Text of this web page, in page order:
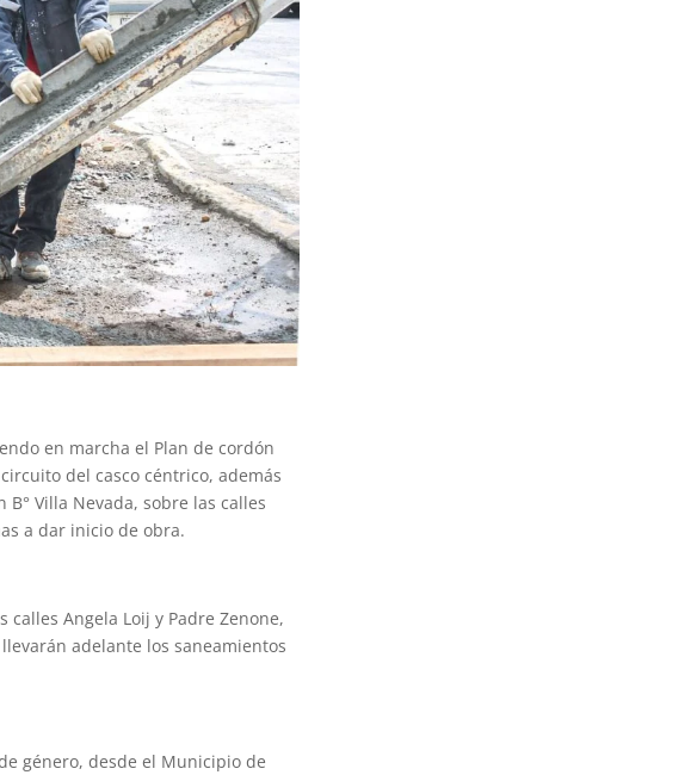
en marcha el Plan de cordón
del casco céntrico, además
Villa Nevada, sobre las calles
a dar inicio de obra.
Angela Loij y Padre Zenone,
adelante los saneamientos
género, desde el Municipio de